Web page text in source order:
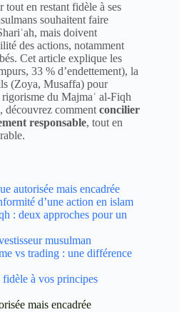
en restant fidèle à ses
souhaitent faire
mais doivent
des actions, notamment
Cet article explique les
33 % d’endettement), la
(Zoya, Musaffa) pour
du Majmaʿ al-Fiqh
découvrez comment concilier
responsable, tout en
autorisée mais encadrée
d’une action en islam
: deux approches pour un
musulman
vs trading : une différence
à vos principes
mais encadrée